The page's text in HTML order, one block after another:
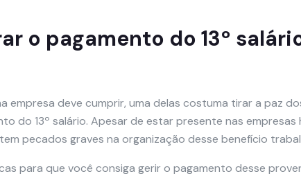
o pagamento do 13º
empresa deve cumprir, uma delas costuma tirar a paz
do 13º salário. Apesar de estar presente nas empresas
pecados graves na organização desse benefício
para que você consiga gerir o pagamento desse